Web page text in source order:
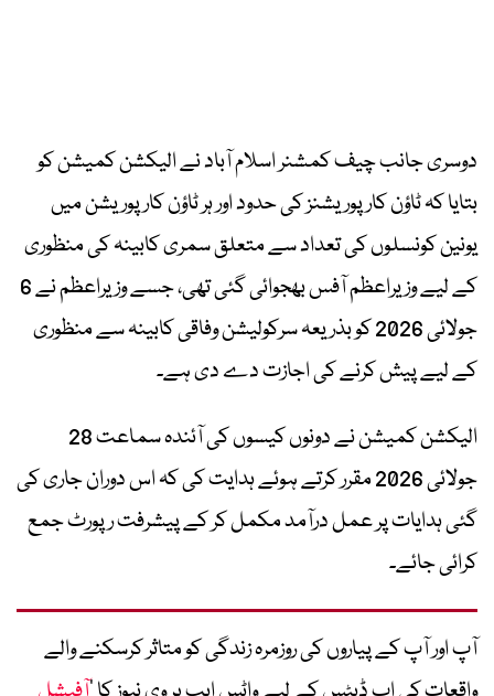
دوسری جانب چیف کمشنر اسلام آباد نے الیکشن کمیشن کو
بتایا کہ ٹاؤن کارپوریشنز کی حدود اور ہر ٹاؤن کارپوریشن میں
یونین کونسلوں کی تعداد سے متعلق سمری کابینہ کی منظوری
کے لیے وزیراعظم آفس بھجوائی گئی تھی، جسے وزیراعظم نے 6
جولائی 2026 کو بذریعہ سرکولیشن وفاقی کابینہ سے منظوری
کے لیے پیش کرنے کی اجازت دے دی ہے۔
الیکشن کمیشن نے دونوں کیسوں کی آئندہ سماعت 28
جولائی 2026 مقرر کرتے ہوئے ہدایت کی کہ اس دوران جاری کی
گئی ہدایات پر عمل درآمد مکمل کر کے پیشرفت رپورٹ جمع
کرائی جائے۔
آپ اور آپ کے پیاروں کی روزمرہ زندگی کو متاثر کرسکنے والے